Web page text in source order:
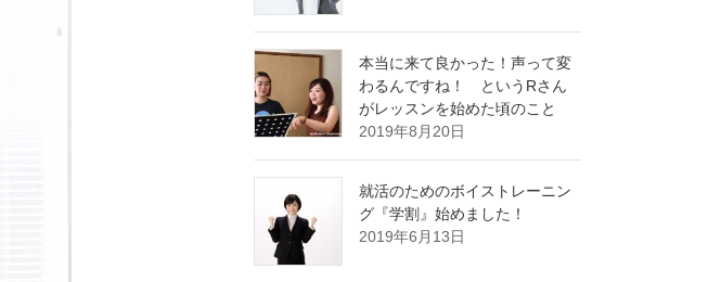
本当に来て良かった！声って変
わるんですね！ というRさん
がレッスンを始めた頃のこと
2019年8月20日
就活のためのボイストレーニン
グ『学割』始めました！
2019年6月13日